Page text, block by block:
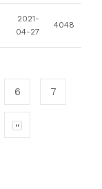
2021-
04-27
4048
6 7